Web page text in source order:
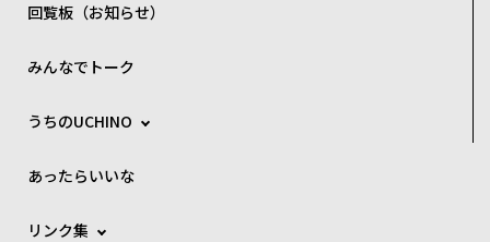
回覧板（お知らせ）
みんなでトーク
うちのUCHINO
あったらいいな
リンク集